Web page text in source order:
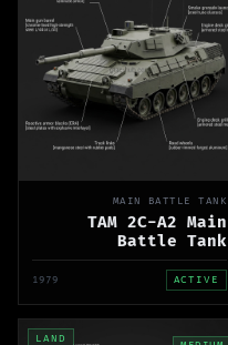
MAIN BATTLE TANK
TAM 2C-A2 Main
Battle Tank
ACTIVE
1979
LAND